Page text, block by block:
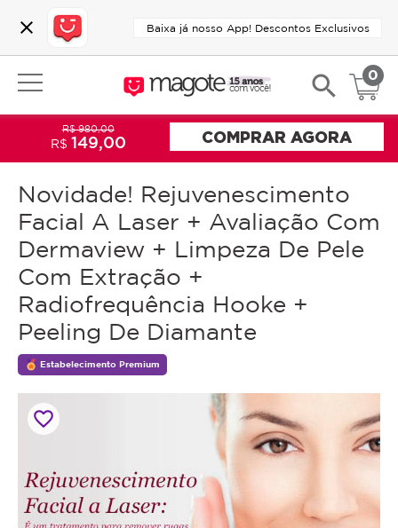
close Baixa já nosso App! Descontos Exclusivos
search 0
Novidade! Rejuvenescimento
Facial A Laser + Avaliação Com
Dermaview + Limpeza De Pele
Com Extração +
Radiofrequência Hooke +
Peeling De Diamante
Estabelecimento Premium
favorite_border
R$ 980,00
R$ 149,00 COMPRAR AGORA